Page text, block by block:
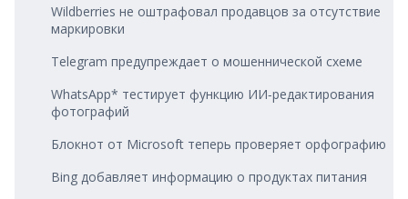
Wildberries не оштрафовал продавцов за отсутствие
маркировки
Telegram предупреждает о мошеннической схеме
WhatsApp* тестирует функцию ИИ‑редактирования
фотографий
Блокнот от Microsoft теперь проверяет орфографию
Bing добавляет информацию о продуктах питания